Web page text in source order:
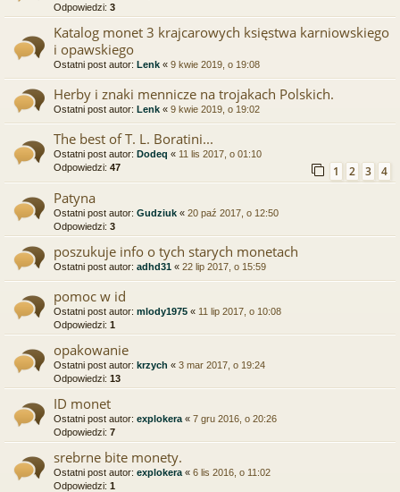
Odpowiedzi: 3
Katalog monet 3 krajcarowych księstwa karniowskiego
i opawskiego
Ostatni post autor: Lenk « 9 kwie 2019, o 19:08
Herby i znaki mennicze na trojakach Polskich.
Ostatni post autor: Lenk « 9 kwie 2019, o 19:02
The best of T. L. Boratini...
Ostatni post autor: Dodeq « 11 lis 2017, o 01:10
Odpowiedzi: 47 1 2 3 4
Patyna
Ostatni post autor: Gudziuk « 20 paź 2017, o 12:50
Odpowiedzi: 3
poszukuje info o tych starych monetach
Ostatni post autor: adhd31 « 22 lip 2017, o 15:59
pomoc w id
Ostatni post autor: mlody1975 « 11 lip 2017, o 10:08
Odpowiedzi: 1
opakowanie
Ostatni post autor: krzych « 3 mar 2017, o 19:24
Odpowiedzi: 13
ID monet
Ostatni post autor: explokera « 7 gru 2016, o 20:26
Odpowiedzi: 7
srebrne bite monety.
Ostatni post autor: explokera « 6 lis 2016, o 11:02
Odpowiedzi: 1